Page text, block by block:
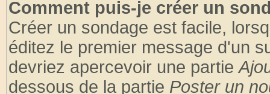
Comment puis-je créer un
Créer un sondage est facile,
éditez le premier message d'un
devriez apercevoir une partie
dessous de la partie Poster un